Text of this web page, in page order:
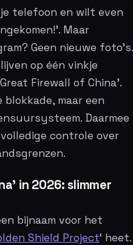
telefoon en wilt even
Maar
Geen nieuwe foto’s.
op één vinkje
Firewall of China’.
blokkade, maar een
Daarmee
controle over
in 2026: slimmer
bijnaam voor het
Shield Project‘ heet.